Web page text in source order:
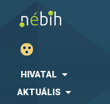
HIVATAL
AKTUÁLIS